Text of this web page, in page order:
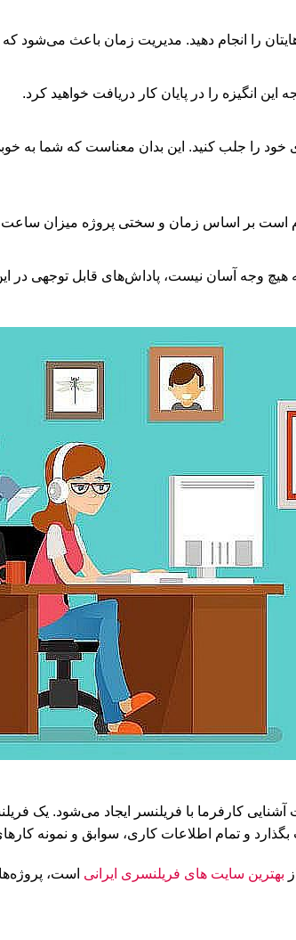
را انجام دهید. مدیریت زمان باعث می‌شود
انگیزه را در پایان کار دریافت خواهید کرد.
خود را جلب کنید. این بدان معناست که شما به
است بر اساس زمان و سختی پروژه میزان ساعت
وجه آسان نیست، پاداش‌های قابل‌ توجهی در
آشنایی کارفرما با فریلنسر ایجاد می‌شود. یک
و تمام اطلاعات کاری، سوابق و نمونه
بهترین سایت های فریلنسری ایرانی است،